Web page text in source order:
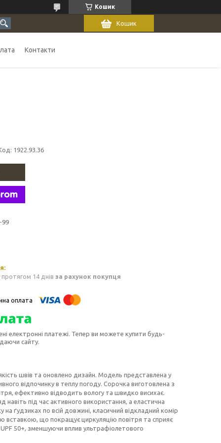
Кошик
Кошик
Контакти
1922.93.36
99
14 днів за рахунок покупця
електронні платежі. Тепер ви можете купити будь-
сайту.
швів та оновлено дизайн. Модель представлена у
відпочинку в теплу погоду. Сорочка виготовлена з
ефективно відводить вологу та швидко висихає.
навіть під час активного використання, а еластична
ґудзиках по всій довжині, класичний відкладний комір
вставкою, що покращує циркуляцію повітря та сприяє
50+, зменшуючи вплив ультрафіолетового